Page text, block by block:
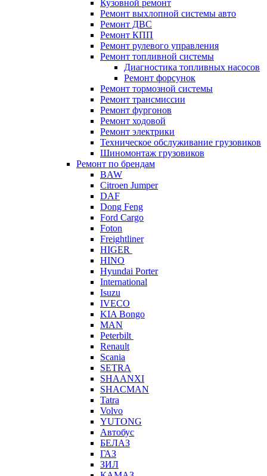
Кузовной ремонт
Ремонт выхлопной системы авто
Ремонт ДВС
Ремонт КПП
Ремонт рулевого управления
Ремонт топливной системы
Диагностика топливных насосов
Ремонт форсунок
Ремонт тормозной системы
Ремонт трансмиссии
Ремонт фургонов
Ремонт ходовой
Ремонт электрики
Техническое обслуживание грузовиков
Шиномонтаж грузовиков
Ремонт по брендам
BAW
Citroen Jumper
DAF
Dong Feng
Ford Cargo
Foton
Freightliner
HIGER
HINO
Hyundai Porter
International
Isuzu
IVECO
KIA Bongo
MAN
Peterbilt
Renault
Scania
SETRA
SHAANXI
SHACMAN
Tatra
Volvo
YUTONG
Автобус
БЕЛАЗ
ГАЗ
ЗИЛ